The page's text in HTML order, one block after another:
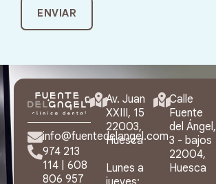
info@fuentedelangel.com
974 213
114
608
806 957
Av. Juan
XXIII, 15
22003,
Huesca
Lunes a
Calle
Fuente
del Ángel,
3 - bajos
22004,
Huesca